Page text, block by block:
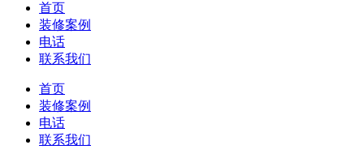
首页
装修案例
电话
联系我们
首页
装修案例
电话
联系我们